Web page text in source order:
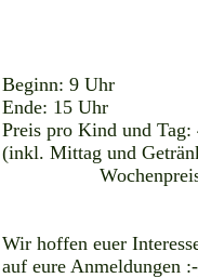
Beginn: 9 Uhr
Ende: 15 Uhr
Preis pro Kind und Tag:
(inkl.
Wochenpreis
Wir hoffen euer
auf eure Anmeldungen